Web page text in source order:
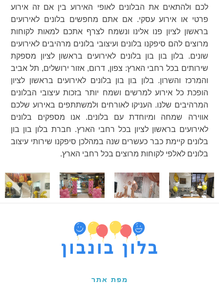
לכם ולהתאים את הבלונים לאופי האירוע בין אם זה אירוע
פרטי או אירוע עסקי. אם אתם מחפשים בלונים לאירועים
בראשון לציון פנו אלינו ונשמח לצרף אתכם למאות לקוחות
מרוצים להם סיפקנו בלונים ועיצובי בלונים מרהיבים לאירועים
שונים. בלון בון בון בלונים לאירועים בראשון לציון מספקת
שירותים בכל רחבי הארץ: צפון, דרום, אזור ירושלים, תל אביב
והמרכז והשרון. בלון בון בון בלונים לאירועים בראשון לציון
הופכת כל אירוע למרשים ושמח יותר בזכות עיצובי הבלונים
המרהיבים שלנו. העניקו לאורחים ולמשתתפים באירוע שלכם
אווירה שמחה ומיוחדת עם בלונים. אנו מספקים בלונים
לאירועים בראשון לציון בכל רחבי הארץ. חברת בלון בון בון
בלונים קיימת כבר כעשרים שנה במהלכן סיפקנו שירותי עיצוב
בלונים לאלפי לקוחות מרוצים בכל רחבי הארץ.
מפת אתר